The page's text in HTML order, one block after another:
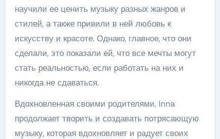
научили ее ценить музыку разных жанров и
стилей, а также привили в ней любовь к
искусству и красоте. Однако, главное, что они
сделали, это показали ей, что все мечты могут
стать реальностью, если работать на них и
никогда не сдаваться.
Вдохновленная своими родителями, Inna
продолжает творить и создавать потрясающую
музыку, которая вдохновляет и радует своих